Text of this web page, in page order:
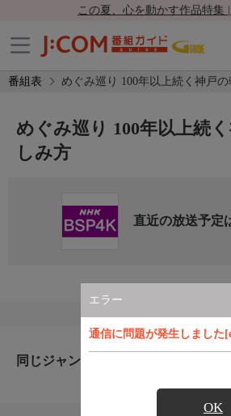
この夏、心を動かす作品特集
番組表 めぐみ巡り 100年以上続く神戸
エラー
通信に問題が発生しました
OK
めぐみ巡り 100年以上続
しみ方
直近の放送予定
同じジャンルのおすすめ番組